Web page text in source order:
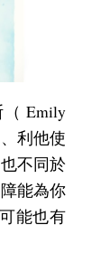
Emily
利他使
不同於
能為你
能也有